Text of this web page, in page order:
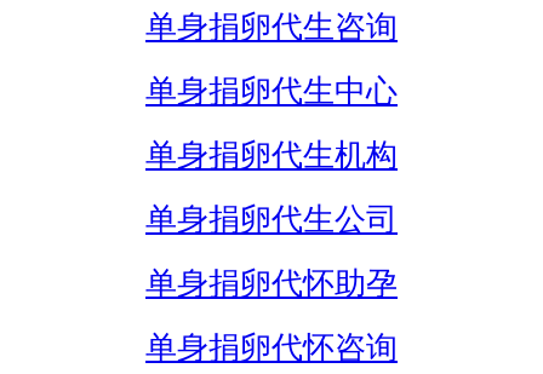
单身捐卵代生咨询
单身捐卵代生中心
单身捐卵代生机构
单身捐卵代生公司
单身捐卵代怀助孕
单身捐卵代怀咨询